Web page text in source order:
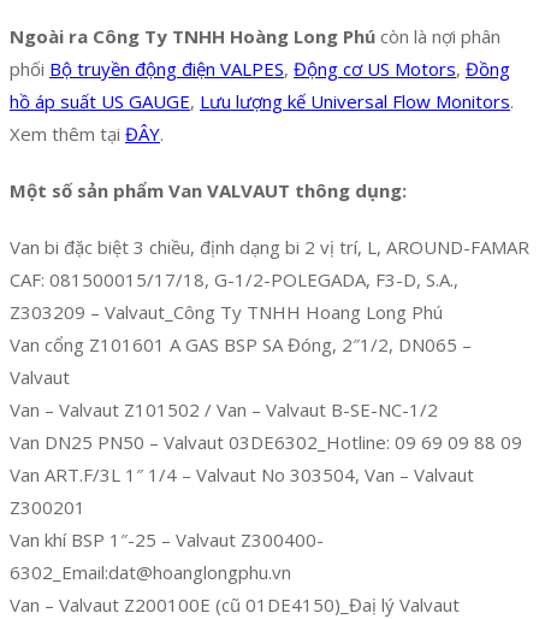
Ngoài ra Công Ty TNHH Hoàng Long Phú còn là nợi phân
phối Bộ truyền động điện VALPES, Động cơ US Motors, Đồng
hồ áp suất US GAUGE, Lưu lượng kế Universal Flow Monitors.
Xem thêm tại ĐÂY.
Một số sản phẩm Van VALVAUT thông dụng:
Van bi đặc biệt 3 chiều, định dạng bi 2 vị trí, L, AROUND-FAMAR
CAF: 081500015/17/18, G-1/2-POLEGADA, F3-D, S.A.,
Z303209 – Valvaut_Công Ty TNHH Hoang Long Phú
Van cổng Z101601 A GAS BSP SA Đóng, 2″1/2, DN065 –
Valvaut
Van – Valvaut Z101502 / Van – Valvaut B-SE-NC-1/2
Van DN25 PN50 – Valvaut 03DE6302_Hotline: 09 69 09 88 09
Van ART.F/3L 1″ 1/4 – Valvaut No 303504, Van – Valvaut
Z300201
Van khí BSP 1″-25 – Valvaut Z300400-
6302_Email:dat@hoanglongphu.vn
Van – Valvaut Z200100E (cũ 01DE4150)_Đaị lý Valvaut